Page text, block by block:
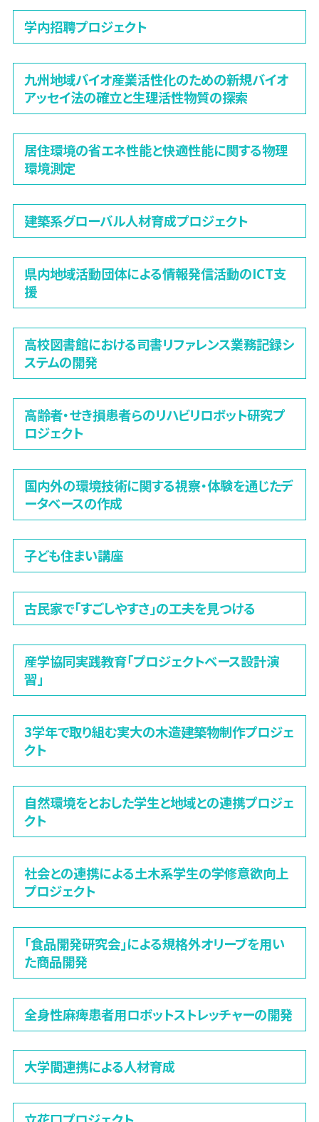
学内招聘プロジェクト
九州地域バイオ産業活性化のための新規バイオ
アッセイ法の確立と生理活性物質の探索
居住環境の省エネ性能と快適性能に関する物理
環境測定
建築系グローバル人材育成プロジェクト
県内地域活動団体による情報発信活動のICT支
援
高校図書館における司書リファレンス業務記録シ
ステムの開発
高齢者・せき損患者らのリハビリロボット研究プ
ロジェクト
国内外の環境技術に関する視察・体験を通じたデ
ータベースの作成
子ども住まい講座
古民家で「すごしやすさ」の工夫を見つける
産学協同実践教育「プロジェクトベース設計演
習」
3学年で取り組む実大の木造建築物制作プロジェ
クト
自然環境をとおした学生と地域との連携プロジェ
クト
社会との連携による土木系学生の学修意欲向上
プロジェクト
「食品開発研究会」による規格外オリーブを用い
た商品開発
全身性麻痺患者用ロボットストレッチャーの開発
大学間連携による人材育成